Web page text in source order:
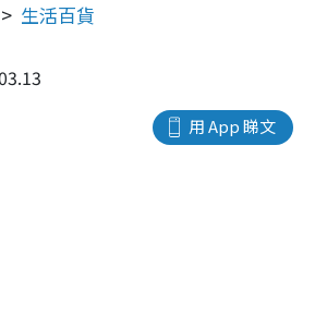
生活百貨
用 App 睇文